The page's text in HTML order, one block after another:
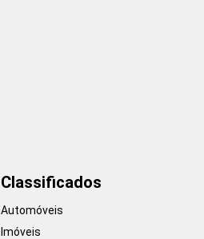
Classificados
Automóveis
Imóveis